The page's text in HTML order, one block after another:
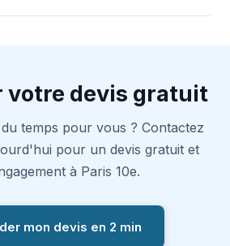
votre devis gratuit
temps pour vous ? Contactez
pour un devis gratuit et
à Paris 10e.
mon devis en 2 min